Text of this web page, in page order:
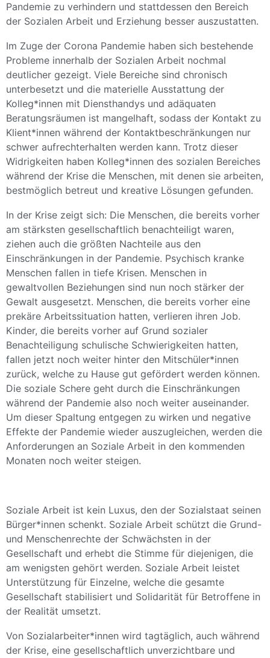
Pandemie zu verhindern und stattdessen den Bereich
der Sozialen Arbeit und Erziehung besser auszustatten.
Im Zuge der Corona Pandemie haben sich bestehende
Probleme innerhalb der Sozialen Arbeit nochmal
deutlicher gezeigt. Viele Bereiche sind chronisch
unterbesetzt und die materielle Ausstattung der
Kolleg*innen mit Diensthandys und adäquaten
Beratungsräumen ist mangelhaft, sodass der Kontakt zu
Klient*innen während der Kontaktbeschränkungen nur
schwer aufrechterhalten werden kann. Trotz dieser
Widrigkeiten haben Kolleg*innen des sozialen Bereiches
während der Krise die Menschen, mit denen sie arbeiten,
bestmöglich betreut und kreative Lösungen gefunden.
In der Krise zeigt sich: Die Menschen, die bereits vorher
am stärksten gesellschaftlich benachteiligt waren,
ziehen auch die größten Nachteile aus den
Einschränkungen in der Pandemie. Psychisch kranke
Menschen fallen in tiefe Krisen. Menschen in
gewaltvollen Beziehungen sind nun noch stärker der
Gewalt ausgesetzt. Menschen, die bereits vorher eine
prekäre Arbeitssituation hatten, verlieren ihren Job.
Kinder, die bereits vorher auf Grund sozialer
Benachteiligung schulische Schwierigkeiten hatten,
fallen jetzt noch weiter hinter den Mitschüler*innen
zurück, welche zu Hause gut gefördert werden können.
Die soziale Schere geht durch die Einschränkungen
während der Pandemie also noch weiter auseinander.
Um dieser Spaltung entgegen zu wirken und negative
Effekte der Pandemie wieder auszugleichen, werden die
Anforderungen an Soziale Arbeit in den kommenden
Monaten noch weiter steigen.
Soziale Arbeit ist kein Luxus, den der Sozialstaat seinen
Bürger*innen schenkt. Soziale Arbeit schützt die Grund-
und Menschenrechte der Schwächsten in der
Gesellschaft und erhebt die Stimme für diejenigen, die
am wenigsten gehört werden. Soziale Arbeit leistet
Unterstützung für Einzelne, welche die gesamte
Gesellschaft stabilisiert und Solidarität für Betroffene in
der Realität umsetzt.
Von Sozialarbeiter*innen wird tagtäglich, auch während
der Krise, eine gesellschaftlich unverzichtbare und